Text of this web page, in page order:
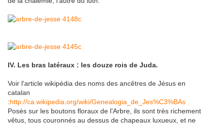
IV. Les bras latéraux : les douze rois de Juda.
Voir l'article wikipédia des noms des ancêtres de Jésus en
catalan
:http://ca.wikipedia.org/wiki/Genealogia_de_Jes%C3%BAs
Posés sur les boutons floraux de l'Arbre, ils sont très richement
vêtus, tous couronnés au dessus de chapeaux luxueux, et ne